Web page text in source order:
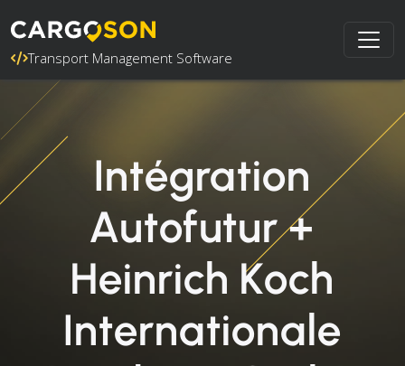
Transport Management Software
Intégration
Autofutur +
Heinrich Koch
Internationale